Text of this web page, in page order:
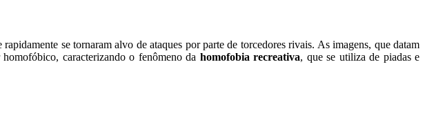
se tornaram alvo de ataques por parte de torcedores rivais. As imagens, que datam
caracterizando o fenômeno da homofobia recreativa, que se utiliza de piadas e